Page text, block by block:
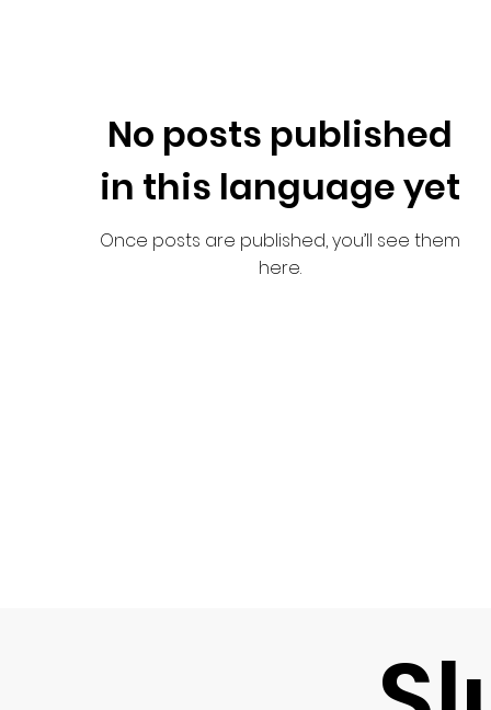
No posts published
in this language yet
Once posts are published, you’ll see them
here.